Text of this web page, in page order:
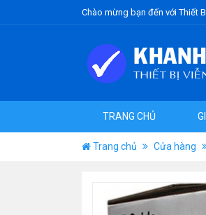
Chào mừng bạn đến với Thiết
TRANG CHỦ
Trang chủ Cửa hàng